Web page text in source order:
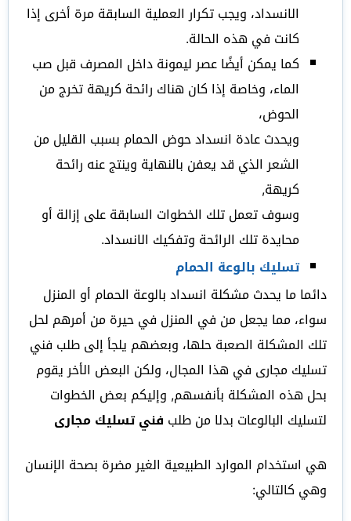
الانسداد، ويجب تكرار العملية السابقة مرة أخرى إذا
كانت في هذه الحالة.
كما يمكن أيضًا عصر ليمونة داخل المصرف قبل صب
الماء، وخاصة إذا كان هناك رائحة كريهة تخرج من
الحوض،
ويحدث عادة انسداد حوض الحمام بسبب القليل من
الشعر الذي قد يعفن بالنهاية وينتج عنه رائحة
كريهة,
وسوف تعمل تلك الخطوات السابقة على إزالة أو
محايدة تلك الرائحة وتفكيك الانسداد.
تسليك بالوعة الحمام
دائما ما يحدث مشكلة انسداد بالوعة الحمام أو المنزل
سواء، مما يجعل من في المنزل في حيرة من أمرهم لحل
تلك المشكلة الصعبة حلها، وبعضهم يلجأ إلى طلب فني
تسليك مجارى في هذا المجال، ولكن البعض الأخر يقوم
بحل هذه المشكلة بأنفسهم, وإليكم بعض الخطوات
لتسليك البالوعات بدلا من طلب فني تسليك مجارى
هي استخدام الموارد الطبيعية الغير مضرة بصحة الإنسان
وهي كالتالي: